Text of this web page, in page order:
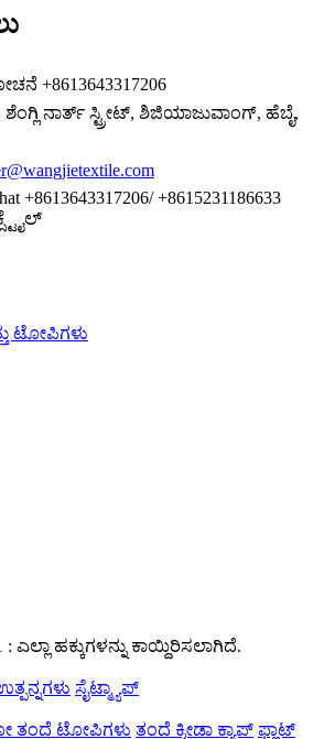
+8613643317206
ಶೆಂಗ್ಲಿ ನಾರ್ತ್ ಸ್ಟ್ರೀಟ್, ಶಿಜಿಯಾಜುವಾಂಗ್, ಹೆಬೈ,
+8613643317206/ +8615231186633
ಟೋಪಿಗಳು
: ಎಲ್ಲಾ ಹಕ್ಕುಗಳನ್ನು ಕಾಯ್ದಿರಿಸಲಾಗಿದೆ.
ಸೈಟ್ಮ್ಯಾಪ್
ತಂದೆ ಟೋಪಿಗಳು ತಂದೆ ಕ್ರೀಡಾ ಕ್ಯಾಪ್ ಫ್ಲಾಟ್